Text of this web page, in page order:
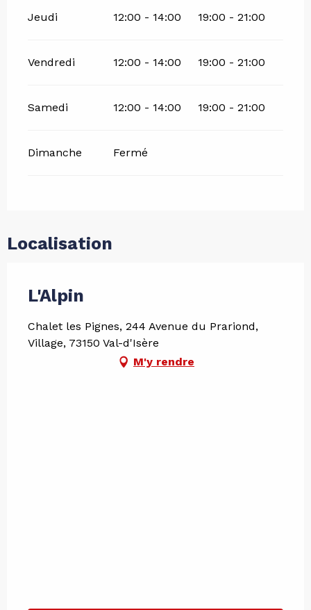
Jeudi 12:00 - 14:00 19:00 - 21:00
Vendredi 12:00 - 14:00 19:00 - 21:00
Samedi 12:00 - 14:00 19:00 - 21:00
Dimanche Fermé
Localisation
L'Alpin
Chalet les Pignes, 244 Avenue du Prariond,
Village, 73150 Val-d'Isère
M'y rendre